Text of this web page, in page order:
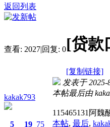
返回列表
查看: 2027|回复: 0[贷款
[复制链接]
kakak793
5 19 75
发表于 2025-
本帖最后由
115465131阿魏
本帖, 最后,